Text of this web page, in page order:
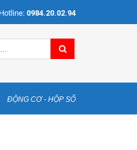
Hotline: 0984.20.02.94
ĐỘNG CƠ - HỘP SỐ